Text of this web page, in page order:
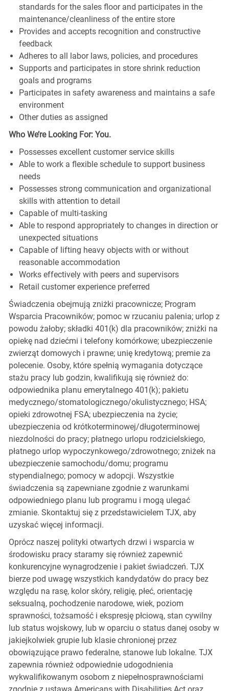
standards for the sales floor and participates in the
maintenance/cleanliness of the entire store
Provides and accepts recognition and constructive
feedback
Adheres to all labor laws, policies, and procedures
Supports and participates in store shrink reduction
goals and programs
Participates in safety awareness and maintains a safe
environment
Other duties as assigned
Who We’re Looking For: You.
Possesses excellent customer service skills
Able to work a flexible schedule to support business
needs
Possesses strong communication and organizational
skills with attention to detail
Capable of multi-tasking
Able to respond appropriately to changes in direction or
unexpected situations
Capable of lifting heavy objects with or without
reasonable accommodation
Works effectively with peers and supervisors
Retail customer experience preferred
Świadczenia obejmują zniżki pracownicze; Program
Wsparcia Pracowników; pomoc w rzucaniu palenia; urlop z
powodu żałoby; składki 401(k) dla pracowników; zniżki na
opiekę nad dziećmi i telefony komórkowe; ubezpieczenie
zwierząt domowych i prawne; unię kredytową; premie za
polecenie. Osoby, które spełnią wymagania dotyczące
stażu pracy lub godzin, kwalifikują się również do:
odpowiednika planu emerytalnego 401(k); pakietu
medycznego/stomatologicznego/okulistycznego; HSA;
opieki zdrowotnej FSA; ubezpieczenia na życie;
ubezpieczenia od krótkoterminowej/długoterminowej
niezdolności do pracy; płatnego urlopu rodzicielskiego,
płatnego urlop wypoczynkowego/zdrowotnego; zniżek na
ubezpieczenie samochodu/domu; programu
stypendialnego; pomocy w adopcji. Wszystkie
świadczenia są zapewniane zgodnie z warunkami
odpowiedniego planu lub programu i mogą ulegać
zmianie. Skontaktuj się z przedstawicielem TJX, aby
uzyskać więcej informacji.
Oprócz naszej polityki otwartych drzwi i wsparcia w
środowisku pracy staramy się również zapewnić
konkurencyjne wynagrodzenie i pakiet świadczeń. TJX
bierze pod uwagę wszystkich kandydatów do pracy bez
względu na rasę, kolor skóry, religię, płeć, orientację
seksualną, pochodzenie narodowe, wiek, poziom
sprawności, tożsamość i ekspresję płciową, stan cywilny
lub status wojskowy, lub w oparciu o status danej osoby w
jakiejkolwiek grupie lub klasie chronionej przez
obowiązujące prawo federalne, stanowe lub lokalne. TJX
zapewnia również odpowiednie udogodnienia
wykwalifikowanym osobom z niepełnosprawnościami
zgodnie z ustawą Americans with Disabilities Act oraz